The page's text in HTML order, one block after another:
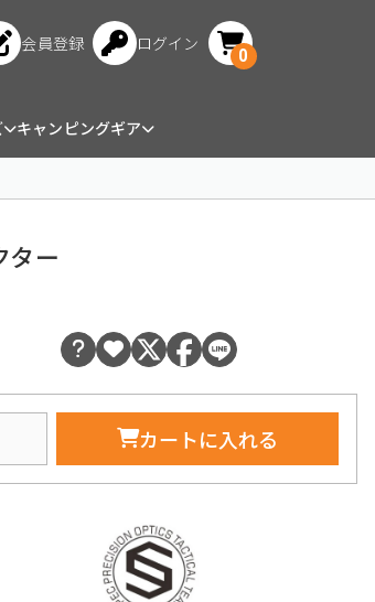
会員登録 ログイン
0
キャンピングギア
ター
カートに入れる